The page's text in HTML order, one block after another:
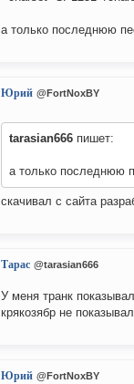
а только последнюю
Юрий @FortNoxBY
tarasian666 пишет:
а только последнюю
скачивал с сайта
Тарас @tarasian666
У меня транк
крякозябр не
Юрий @FortNoxBY